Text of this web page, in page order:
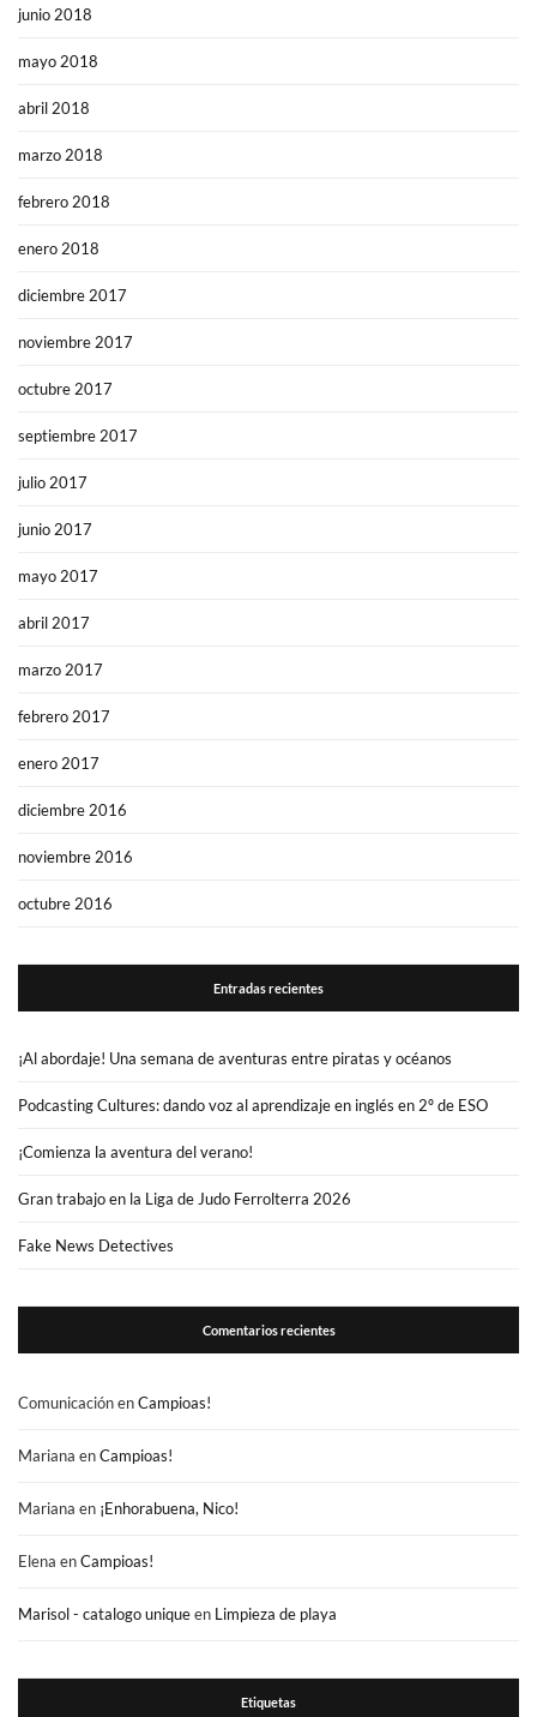
junio 2018
mayo 2018
abril 2018
marzo 2018
febrero 2018
enero 2018
diciembre 2017
noviembre 2017
octubre 2017
septiembre 2017
julio 2017
junio 2017
mayo 2017
abril 2017
marzo 2017
febrero 2017
enero 2017
diciembre 2016
noviembre 2016
octubre 2016
Entradas recientes
¡Al abordaje! Una semana de aventuras entre piratas y océanos
Podcasting Cultures: dando voz al aprendizaje en inglés en 2º de ESO
¡Comienza la aventura del verano!
Gran trabajo en la Liga de Judo Ferrolterra 2026
Fake News Detectives
Comentarios recientes
ComunicaciónenCampioas!
Mariana enCampioas!
Mariana en ¡Enhorabuena, Nico!
Elena enCampioas!
Marisol - catalogo uniqueen Limpieza de playa
Etiquetas